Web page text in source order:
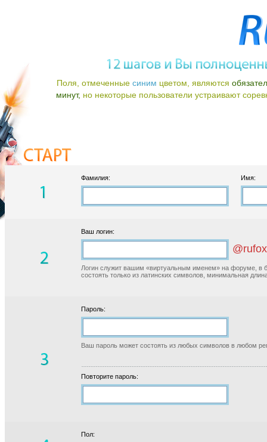
Поля, отмеченные синим цветом, являются
минут, но некоторые пользователи устраивают
Фамилия: Имя:
Ваш логин:
Логин служит вашим «виртуальным именем» на форуме, в
состоять только из латинских символов, минимальная
Пароль:
Ваш пароль может состоять из любых символов в любом
Повторите пароль:
Пол: